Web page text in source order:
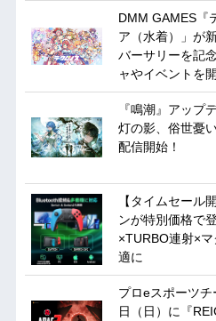
DMM GAMES『
ア（水着）」が
バーサリーを記
ャやイベントを
『鳴潮』アップ
灯の影、俗世憂
配信開始！
【タイムセール
ンが特別価格で
×TURBO連射×
適に
プロeスポーツ
日（日）に『